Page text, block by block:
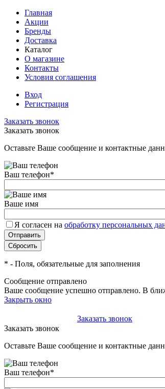
Главная
Акции
Бренды
Доставка
Каталог
О магазине
Контакты
Условия соглашения
Вход
Регистрация
Заказать звонок
Заказать звонок
Оставьте Ваше сообщение и контактные
Ваш телефон*
Ваше имя
Я согласен на обработку персональных
* - Поля, обязательные для заполнения
Сообщение отправлено
Ваше сообщение успешно отправлено. В
Закрыть окно
Заказать звонок
Заказать звонок
Оставьте Ваше сообщение и контактные
Ваш телефон*